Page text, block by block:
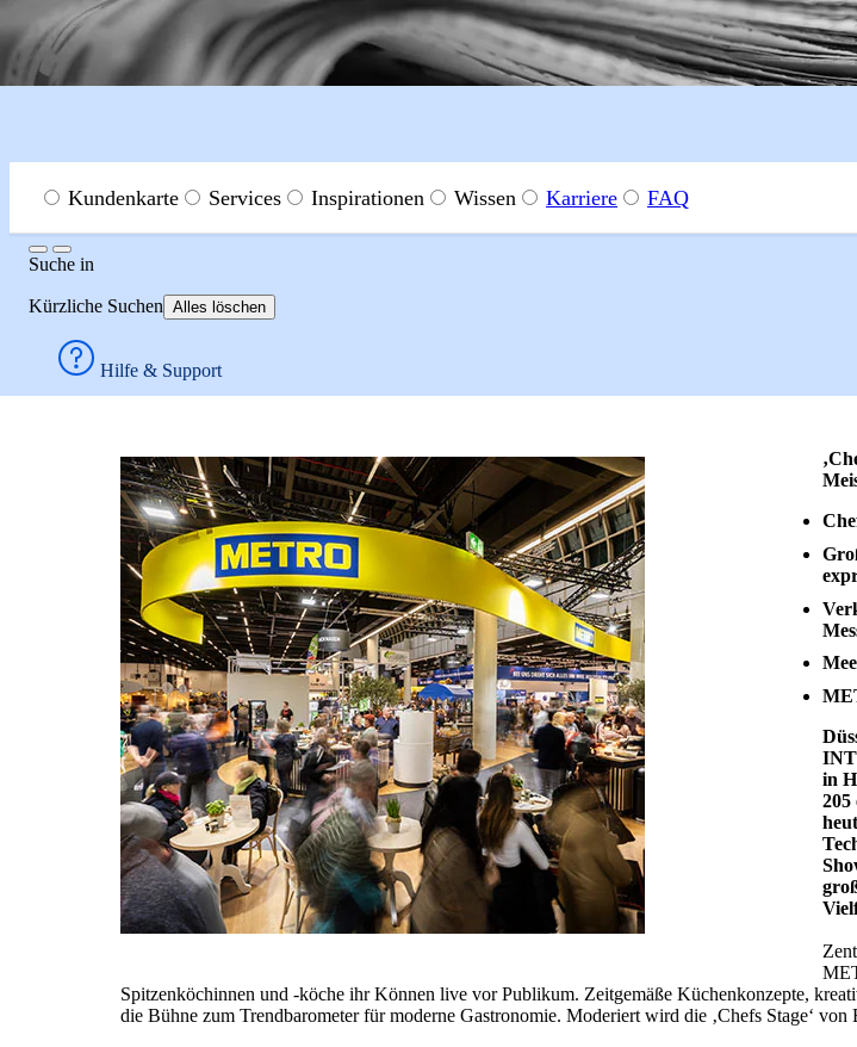
Menu
Suche in
Suche in
Kürzliche Suchen Alles löschen
Hilfe & Support
Kundenkarte Services Inspirationen Wissen Karriere FAQ
METRO präsentiert auf der INTERNORGA eine starbesetzte ‚Chefs Stage‘, Show-
in
205
Spitzenköchinnen und -köche ihr Können live vor Publikum. Zeitgemäße Küchenkonzepte,
die Bühne zum Trendbarometer für moderne Gastronomie. Moderiert wird die ‚Chefs Stage‘